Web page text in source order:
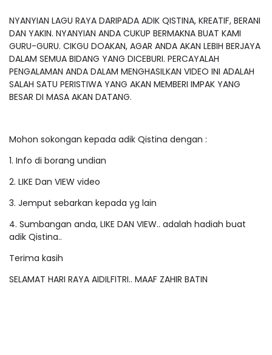
NYANYIAN LAGU RAYA DARIPADA ADIK QISTINA, KREATIF, BERANI
DAN YAKIN. NYANYIAN ANDA CUKUP BERMAKNA BUAT KAMI
GURU-GURU. CIKGU DOAKAN, AGAR ANDA AKAN LEBIH BERJAYA
DALAM SEMUA BIDANG YANG DICEBURI. PERCAYALAH
PENGALAMAN ANDA DALAM MENGHASILKAN VIDEO INI ADALAH
SALAH SATU PERISTIWA YANG AKAN MEMBERI IMPAK YANG
BESAR DI MASA AKAN DATANG.
Mohon sokongan kepada adik Qistina dengan :
1. Info di borang undian
2. LIKE Dan VIEW video
3. Jemput sebarkan kepada yg lain
4. Sumbangan anda, LIKE DAN VIEW.. adalah hadiah buat
adik Qistina..
Terima kasih
SELAMAT HARI RAYA AIDILFITRI.. MAAF ZAHIR BATIN